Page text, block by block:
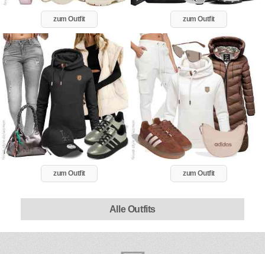
zum Outfit zum Outfit
zum Outfit zum Outfit
Alle Outfits